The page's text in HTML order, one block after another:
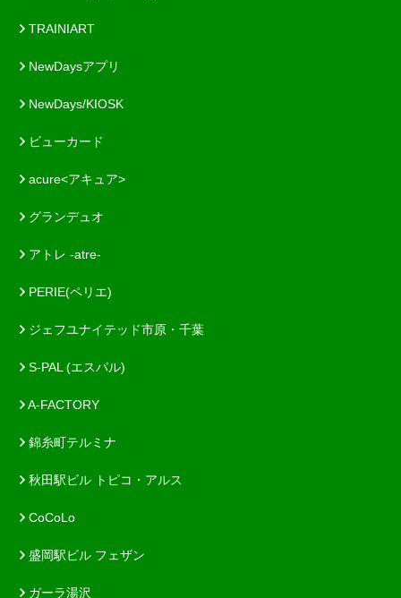
TRAINIART
NewDaysアプリ
NewDays/KIOSK
ビューカード
acure<アキュア>
グランデュオ
アトレ -atre-
PERIE(ペリエ)
ジェフユナイテッド市原・千葉
S-PAL (エスパル)
A-FACTORY
錦糸町テルミナ
秋田駅ビル トピコ・アルス
CoCoLo
盛岡駅ビル フェザン
ガーラ湯沢